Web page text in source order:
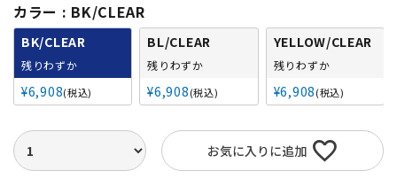
カラー BK/CLEAR
BK/CLEAR
残りわずか
¥6,908 税込
BL/CLEAR
残りわずか
¥6,908 税込
YELLOW/CLEAR
残りわずか
¥6,908 税込
お気に入りに追加